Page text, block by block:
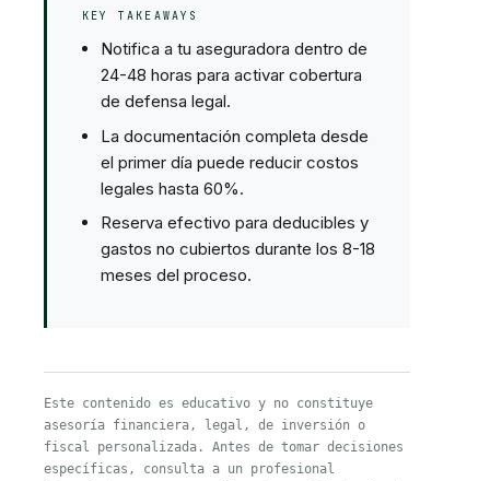
KEY TAKEAWAYS
Notifica a tu aseguradora dentro de
24-48 horas para activar cobertura
de defensa legal.
La documentación completa desde
el primer día puede reducir costos
legales hasta 60%.
Reserva efectivo para deducibles y
gastos no cubiertos durante los 8-18
meses del proceso.
Este contenido es educativo y no constituye
asesoría financiera, legal, de inversión o
fiscal personalizada. Antes de tomar decisiones
específicas, consulta a un profesional